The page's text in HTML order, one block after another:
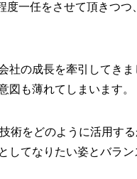
度一任をさせて頂きつ
社の成長を牽引してき
図も薄れてしまいます。
術をどのように活用す
してなりたい姿とバラ